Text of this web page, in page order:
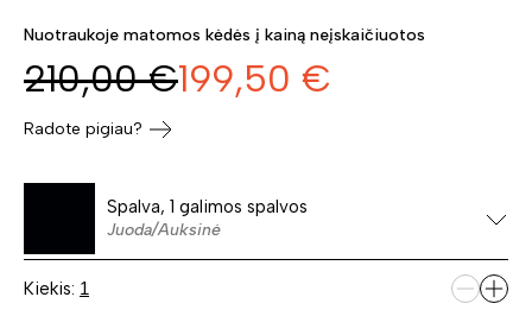
Nuotraukoje matomos kėdės į kainą neįskaičiuotos
210,00 €199,50 €
Radote pigiau?
Spalva, 1 galimos spalvos
Juoda/Auksinė
Kiekis: